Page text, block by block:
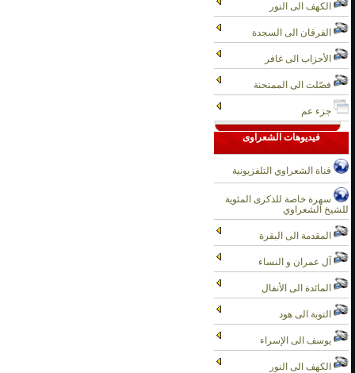
الكهف الى النور
الفرقان الى السجدة
الأحزاب الى غافر
فصّلت الى الممتحنة
جزء عم
فيديوهات الشعراوى
قناة الشعراوي التلفزيونية
سهرة خاصة للذكرى المئوية
للشيخ الشعراوي
المقدمة الى البقرة
آل عمران و النساء
المائدة الى الأنفال
التوبة الى هود
يوسف الى الإسراء
الكهف الى النور